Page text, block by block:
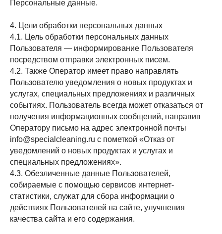
Персональные данные.
4. Цели обработки персональных данных
4.1. Цель обработки персональных данных
Пользователя — информирование Пользователя
посредством отправки электронных писем.
4.2. Также Оператор имеет право направлять
Пользователю уведомления о новых продуктах и
услугах, специальных предложениях и различных
событиях. Пользователь всегда может отказаться от
получения информационных сообщений, направив
Оператору письмо на адрес электронной почты
info@specialcleaning.ru с пометкой «Отказ от
уведомлений о новых продуктах и услугах и
специальных предложениях».
4.3. Обезличенные данные Пользователей,
собираемые с помощью сервисов интернет-
статистики, служат для сбора информации о
действиях Пользователей на сайте, улучшения
качества сайта и его содержания.